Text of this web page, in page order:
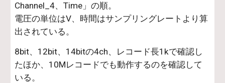
Channel_4、Time」の順。
電圧の単位はV、時間はサンプリングレートより算
出されている。
8bit、12bit、14bitの4ch、レコード長1kで確認し
たほか、10Mレコードでも動作するのを確認して
いる。